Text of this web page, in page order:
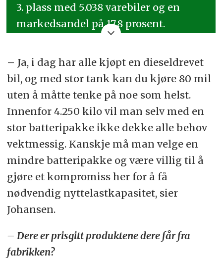
3. plass med 5.038 varebiler og en
markedsandel på 17,8 prosent.
Slik tror Mercedes-
Benz Varebil 2023 blir:
Totalmarked for varebiler på 32.000
registrerte biler.
– Ja, i dag har alle kjøpt en dieseldrevet
bil, og med stor tank kan du kjøre 80 mil
uten å måtte tenke på noe som helst.
Innenfor 4.250 kilo vil man selv med en
stor batteripakke ikke dekke alle behov
vektmessig. Kanskje må man velge en
mindre batteripakke og være villig til å
gjøre et kompromiss her for å få
nødvendig nyttelastkapasitet, sier
Johansen.
– Dere er prisgitt produktene dere får fra
fabrikken?